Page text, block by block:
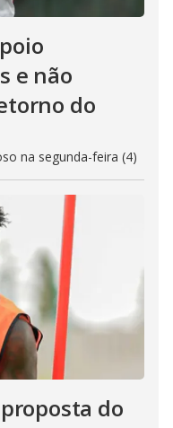
e não
do
na segunda-feira (4)
do